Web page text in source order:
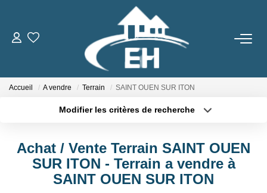
ACHETER
Gestion Locative
ESTIMER
Accueil A vendre Terrain SAINT OUEN SUR ITON
Modifier les critères de recherche
Sélectionnez...
Type de bien
Surface min
Achat / Vente Terrain SAINT OUEN
SUR ITON - Terrain a vendre à
SAINT OUEN SUR ITON